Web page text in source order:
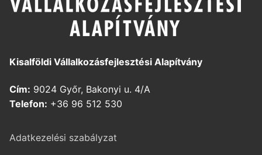
Kisalföldi Vállalkozásfejlesztési Alapítvány
Cím: 9024 Győr, Bakonyi u. 4/A
Telefon: +36 96 512 530
Adatkezelési szabályzat